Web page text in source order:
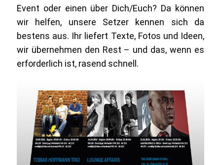
Event oder einen über Dich/Euch? Da können
wir helfen, unsere Setzer kennen sich da
bestens aus. Ihr liefert Texte, Fotos und Ideen,
wir übernehmen den Rest – und das, wenn es
erforderlich ist, rasend schnell.